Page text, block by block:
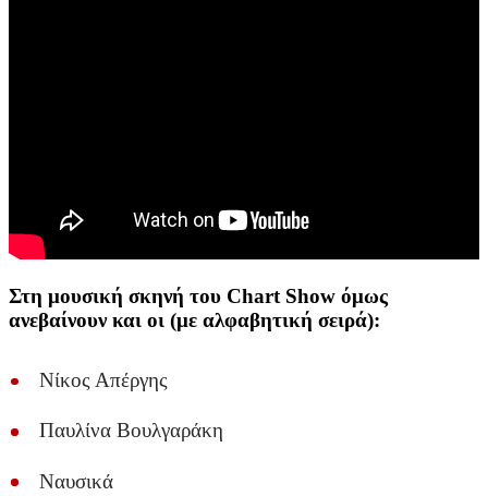
Στη μουσική σκηνή του Chart Show όμως
ανεβαίνουν και οι (με αλφαβητική σειρά):
Νίκος Απέργης
Παυλίνα Βουλγαράκη
Ναυσικά